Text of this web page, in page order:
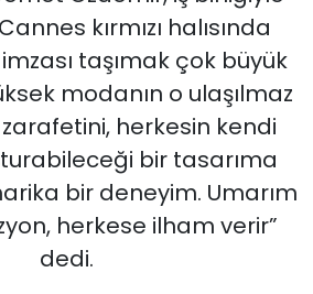
kırmızı halısında
taşımak çok büyük
modanın o ulaşılmaz
herkesin kendi
bir tasarıma
bir deneyim. Umarım
herkese ilham verir”
dedi.